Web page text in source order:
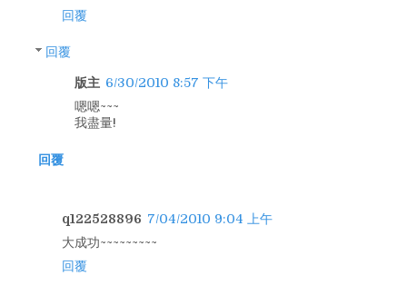
回覆
回覆
版主 6/30/2010 8:57 下午
嗯嗯~~~
我盡量!
回覆
q122528896 7/04/2010 9:04 上午
大成功~~~~~~~~~
回覆